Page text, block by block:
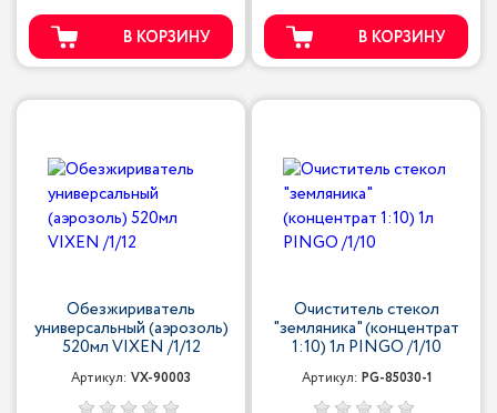
В КОРЗИНУ В КОРЗИНУ
Обезжириватель
универсальный (аэрозоль)
520мл VIXEN /1/12
Артикул: VX-90003
Очиститель стекол
"земляника" (концентрат
1:10) 1л PINGO /1/10
Артикул: PG-85030-1